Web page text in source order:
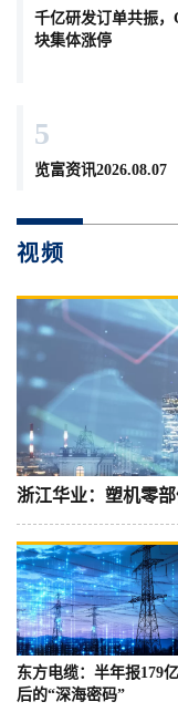
千亿研发订单共振，
块集体涨停
5
览富资讯2026.08.07
视频
浙江华业：塑机零
东方电缆：半年报179
后的“深海密码”